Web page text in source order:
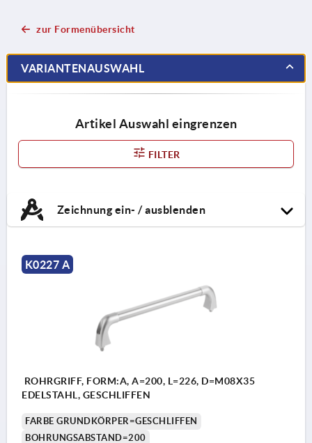
zur Formenübersicht
VARIANTENAUSWAHL
Artikel Auswahl eingrenzen
FILTER
Zeichnung ein- / ausblenden
K0227 A
ROHRGRIFF, FORM:A, A=200, L=226, D=M08X35
EDELSTAHL, GESCHLIFFEN
FARBE GRUNDKÖRPER=GESCHLIFFEN
BOHRUNGSABSTAND=200